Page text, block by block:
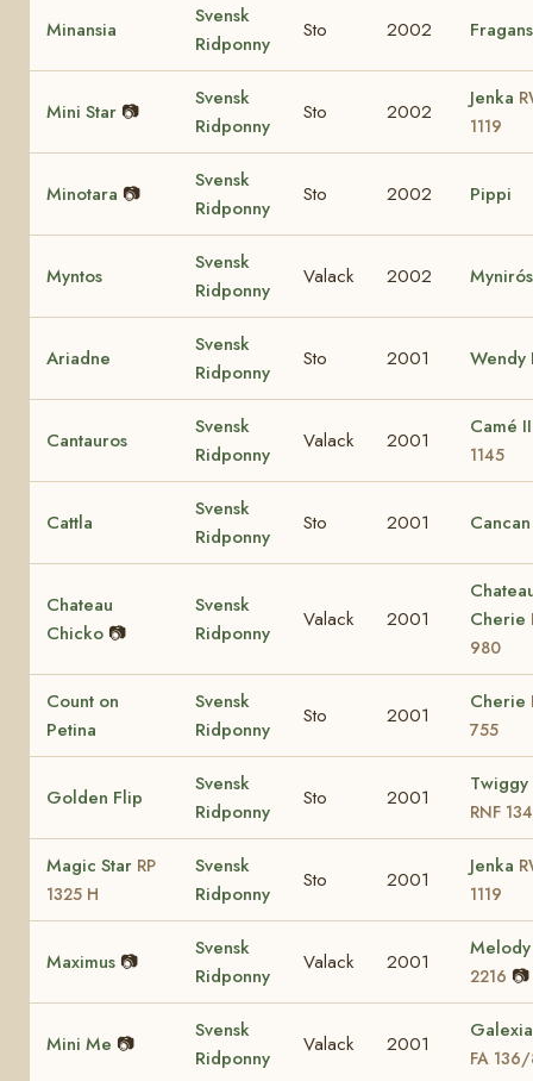
Minansia
Svensk
Ridponny
Sto 2002
Mini Star 📷
Svensk
Ridponny
Sto 2002
Jenka
1119
Minotara 📷
Svensk
Ridponny
Sto 2002 Pippi
Myntos
Svensk
Ridponny
Valack 2002
Ariadne
Svensk
Ridponny
Sto 2001 Wendy
Cantauros
Svensk
Ridponny
Valack 2001
Camé
1145
Cattla
Svensk
Ridponny
Sto 2001 Cancan
Chateau
Chicko 📷
Svensk
Ridponny
Valack 2001
Cherie
980
Count on
Petina
Svensk
Ridponny
Sto 2001
Cherie
755
Golden Flip
Svensk
Ridponny
Sto 2001
Twiggy
RNF
Magic Star RP
1325 H
Svensk
Ridponny
Sto 2001
Jenka
1119
Maximus 📷
Svensk
Ridponny
Valack 2001
2216 📷
Mini Me 📷
Svensk
Ridponny
Valack 2001
FA